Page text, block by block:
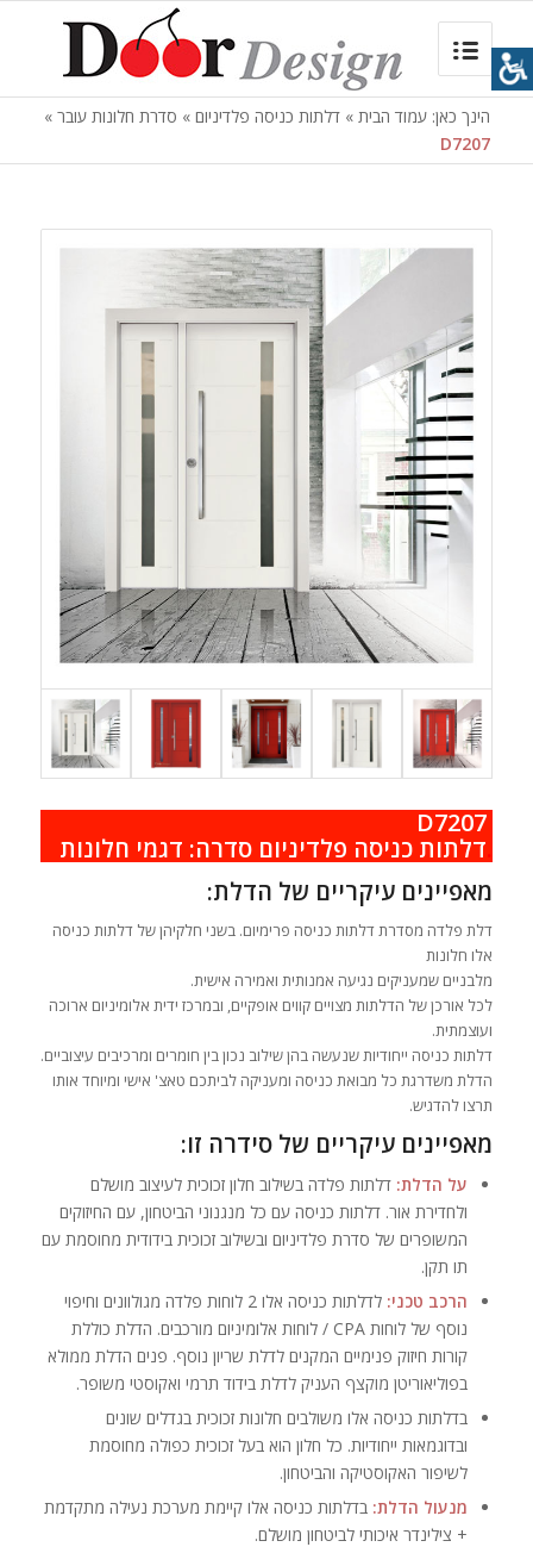
הינך כאן: עמוד הבית» דלתות כניסה פלדיניום» סדרת חלונות עובר»
D7207
.דלתות כניסה פלדיניום סדרה: דגמי חלונות
מאפיינים עיקריים של הדלת:
דלת פלדה מסדרת דלתות כניסה פרימיום. בשני חלקיהן של דלתות כניסה
אלו חלונות
מלבניים שמעניקים נגיעה אמנותית ואמירה אישית.
לכל אורכן של הדלתות מצויים קווים אופקיים, ובמרכז ידית אלומיניום ארוכה
ועוצמתית.
דלתות כניסה ייחודיות שנעשה בהן שילוב נכון בין חומרים ומרכיבים עיצוביים.
הדלת משדרגת כל מבואת כניסה ומעניקה לביתכם טאצ' אישי ומיוחד אותו
תרצו להדגיש.
מאפיינים עיקריים של סידרה זו:
על הדלת: דלתות פלדה בשילוב חלון זכוכית לעיצוב מושלם
ולחדירת אור. דלתות כניסה עם כל מנגנוני הביטחון, עם החיזוקים
המשופרים של סדרת פלדיניום ובשילוב זכוכית בידודית מחוסמת עם
תו תקן.
הרכב טכני:
לדלתות כניסה אלו 2 לוחות פלדה מגולוונים וחיפוי
נוסף של לוחות CPA / לוחות אלומיניום מורכבים. הדלת כוללת
קורות חיזוק פנימיים המקנים לדלת שריון נוסף. פנים הדלת ממולא
בפוליאוריטן מוקצף העניק לדלת בידוד תרמי ואקוסטי משופר.
בדלתות כניסה אלו משולבים חלונות זכוכית בגדלים שונים
ובדוגמאות ייחודיות. כל חלון הוא בעל זכוכית כפולה מחוסמת
לשיפור האקוסטיקה והביטחון.
מנעול הדלת: בדלתות כניסה אלו קיימת מערכת נעילה מתקדמת
+ צילינדר איכותי לביטחון מושלם.